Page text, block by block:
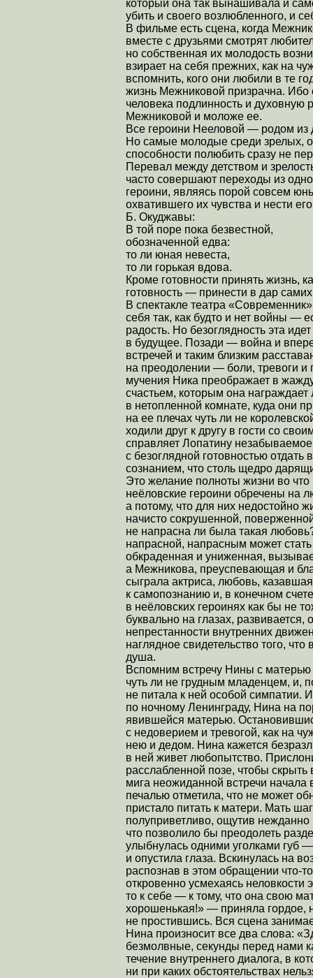
который она так вынашивала и
убить и своего возлюбленного, и
В фильме есть сцена, когда
вместе с друзьями смотрят
но собственная их молодость
взирает на себя прежних, как на
вспомнить, кого они любили в те
жизнь Межниковой призрачна.
человека подлинность и духовную
Межниковой и моложе ее.
Все героини Нееловой — родом из
Но самые молодые среди зрелых,
способности полюбить сразу не
Перевал между детством и
часто совершают переходы из
героини, являясь порой совсем
охватившего их чувства и нести
Б. Окуджавы:
В той поре пока безвестной,
обозначенной едва:
то ли юная невеста,
то ли горькая вдова.
Кроме готовности принять жизнь,
готовность — принести в дар
В спектакле театра
себя так, как будто и нет войны —
радость. Но безоглядность эта
в будущее. Позади — война и
встречей и таким близким
на преодолении — боли, тревоги и
мучения Ника преображает в
счастьем, которым она
в нетопленной комнате, куда они
на ее плечах чуть ли не
ходили друг к другу в гости со
справляет Лопатину
с безоглядной готовностью
сознанием, что столь щедро
Это желание полноты жизни во что
неёловские героини обречены на
а потому, что для них недостойно
начисто сокрушенной,
не напрасна ли была такая
напрасной, напрасным может
обкраденная и униженная,
а Межникова, преуспевающая и
сыграла актриса, любовь,
к самопознанию и, в конечном
в неёловских героинях как бы не
буквально на глазах,
непрестанности внутренних
наглядное свидетельство того,
душа.
Вспомним встречу Нины с
чуть ли не грудным младенцем, и,
не питала к ней особой симпатии.
по ночному Ленинграду, Нина на
явившейся матерью.
с недоверием и тревогой, как на
нею и дедом. Нина кажется
в ней живет любопытство.
расслабленной позе, чтобы
мига неожиданной встречи начала
печалью отметила, что не может
пристало питать к матери. Мать
полуприветливо, ощутив
что позволило бы преодолеть
улыбнулась одними уголками губ
и опустила глаза. Вскинулась на
распознав в этом обращении что-
откровенно усмехаясь неловкости
то к себе — к тому, что она свою
хорошенькая!» — приняла гордое,
не простившись. Вся сцена
Нина произносит все два слова:
безмолвные, секунды перед нами
течение внутреннего диалога, в
ни при каких обстоятельствах